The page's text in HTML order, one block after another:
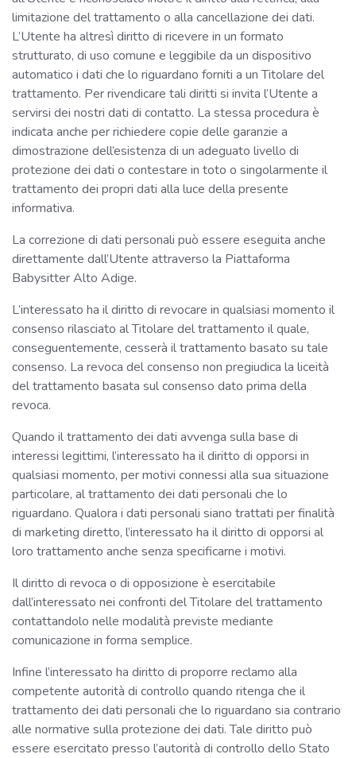
limitazione del trattamento o alla cancellazione dei dati.
L’Utente ha altresì diritto di ricevere in un formato
strutturato, di uso comune e leggibile da un dispositivo
automatico i dati che lo riguardano forniti a un Titolare del
trattamento. Per rivendicare tali diritti si invita l’Utente a
servirsi dei nostri dati di contatto. La stessa procedura è
indicata anche per richiedere copie delle garanzie a
dimostrazione dell’esistenza di un adeguato livello di
protezione dei dati o contestare in toto o singolarmente il
trattamento dei propri dati alla luce della presente
informativa.
La correzione di dati personali può essere eseguita anche
direttamente dall’Utente attraverso la Piattaforma
Babysitter Alto Adige.
L’interessato ha il diritto di revocare in qualsiasi momento il
consenso rilasciato al Titolare del trattamento il quale,
conseguentemente, cesserà il trattamento basato su tale
consenso. La revoca del consenso non pregiudica la liceità
del trattamento basata sul consenso dato prima della
revoca.
Quando il trattamento dei dati avvenga sulla base di
interessi legittimi, l’interessato ha il diritto di opporsi in
qualsiasi momento, per motivi connessi alla sua situazione
particolare, al trattamento dei dati personali che lo
riguardano. Qualora i dati personali siano trattati per finalità
di marketing diretto, l’interessato ha il diritto di opporsi al
loro trattamento anche senza specificarne i motivi.
Il diritto di revoca o di opposizione è esercitabile
dall’interessato nei confronti del Titolare del trattamento
contattandolo nelle modalità previste mediante
comunicazione in forma semplice.
Infine l’interessato ha diritto di proporre reclamo alla
competente autorità di controllo quando ritenga che il
trattamento dei dati personali che lo riguardano sia contrario
alle normative sulla protezione dei dati. Tale diritto può
essere esercitato presso l’autorità di controllo dello Stato